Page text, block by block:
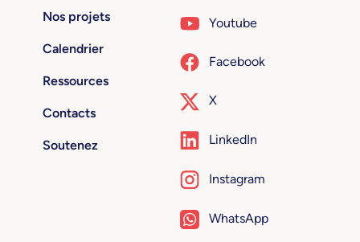
Nos projets
Calendrier
Ressources
Contacts
Soutenez
Youtube
Facebook
X
LinkedIn
Instagram
WhatsApp